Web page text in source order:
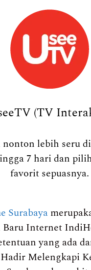
(TV
nonton lebih seru
7 hari dan
favorit sepuasnya.
Surabaya
Baru Internet
yang ada
Melengkapi